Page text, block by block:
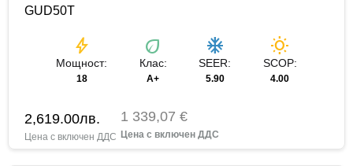
GUD50T
bolt
Мощност:
18
eco
Клас:
А+
ac_unit
SEER:
5.90
wb_sunny
SCOP:
4.00
2,619.00лв. 1 339,07 €